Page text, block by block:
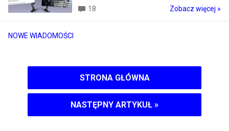
NOWE WIADOMOŚCI
18
Zobacz więcej »
STRONA GŁÓWNA
NASTĘPNY ARTYKUŁ »